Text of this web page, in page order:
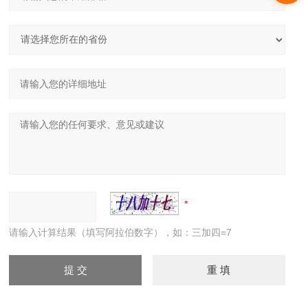
请输入计算结果（填写阿拉伯数字），如：三加四=7